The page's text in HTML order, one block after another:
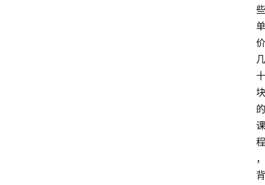
些
单
价
几
十
块
的
课
程
，
背